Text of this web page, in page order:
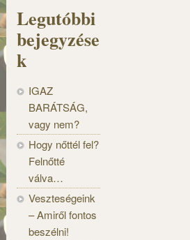
Legutóbbi
bejegyzése
k
IGAZ
BARÁTSÁG,
vagy nem?
Hogy nőttél fel?
Felnőtté
válva…
Veszteségeink
– Amiről fontos
beszélni!